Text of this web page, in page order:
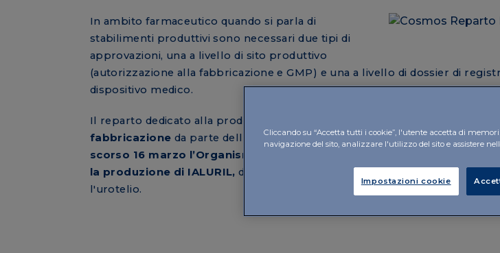
In ambito farmaceutico quando si parla di
stabilimenti produttivi sono necessari due tipi di
approvazioni, una a livello di sito produttivo
(autorizzazione alla fabbricazione e GMP) e una a livello di dossier di
dispositivo medico.
Il reparto dedicato alla produzione delle siringhe pre-riempite aveva già
fabbricazione da parte delle autorità locali (Swissmedic)a fine 2021 . A
scorso 16 marzo l’Organismo notificato EUROFINS ha condotto la
la produzione di IALURIL,dispositivo medico somministrabile per via
l'urotelio.
Cliccando su “Accetta tutti i cookie”, l'utente accetta di
navigazione del sito, analizzare l'utilizzo del sito e assistere
Impostazioni cookie